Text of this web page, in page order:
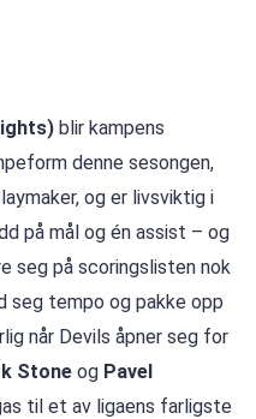
blir kampens
denne sesongen,
og er livsviktig i
på mål og én assist – og
seg på scoringslisten nok
seg tempo og pakke opp
når Devils åpner seg for
Stone og Pavel
til et av ligaens farligste